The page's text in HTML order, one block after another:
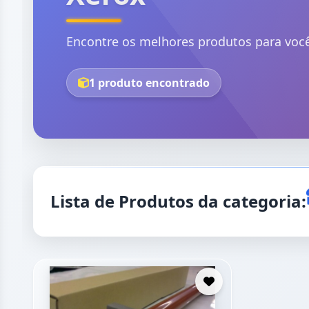
Encontre os melhores produtos para
1 produto encontrado
Lista de Produtos da categoria: